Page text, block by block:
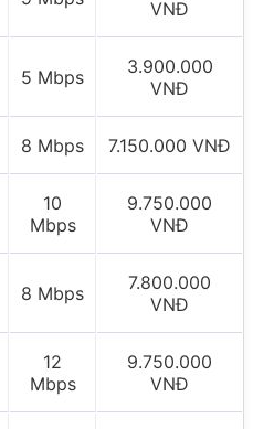
VNĐ
5 Mbps
3.900.000
VNĐ
8 Mbps 7.150.000 VNĐ
10
Mbps
9.750.000
VNĐ
8 Mbps
7.800.000
VNĐ
12
Mbps
9.750.000
VNĐ